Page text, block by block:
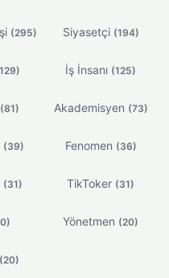
(295) Siyasetçi (194)
İş İnsanı (125)
(81) Akademisyen (73)
(39) Fenomen (36)
(31) TikToker (31)
Yönetmen (20)
(20)